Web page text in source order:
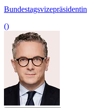
Bundestagsvizepräsidentin
()